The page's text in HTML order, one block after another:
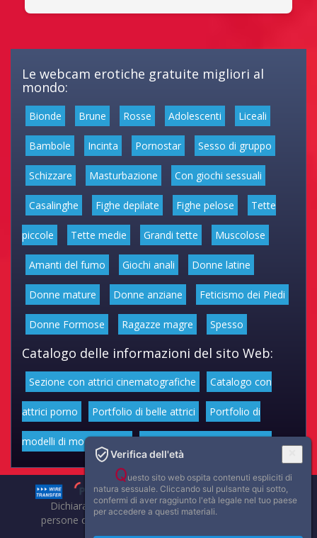
Le webcam erotiche gratuite migliori al
mondo:
Bionde Brune Rosse Adolescenti Liceali
Bambole Incinta Pornostar Sesso di gruppo
Schizzare Masturbazione Con giochi sessuali
Casalinghe Fighe depilate Fighe pelose Tette
piccole Tette medie Grandi tette Muscolose
Amanti del fumo Giochi anali Donne latine
Donne mature Donne anziane Feticismo dei Piedi
Donne Formose Ragazze magre Spesso
Catalogo delle informazioni del sito Web:
Sezione con attrici cinematografiche Catalogo con
attrici porno Portfolio di belle attrici Portfolio di
modelli di moda volgari
Dichiarazione di non responsabilità: tutti i membri e le
persone che compaiono su questo sito hanno almeno 18
anni.
Verifica dell'età
Questo sito web ospita contenuti espliciti di
natura sessuale. Cliccando sul pulsante qui sotto,
confermi di aver raggiunto l'età legale nel tuo paese
per accedere a questi materiali.